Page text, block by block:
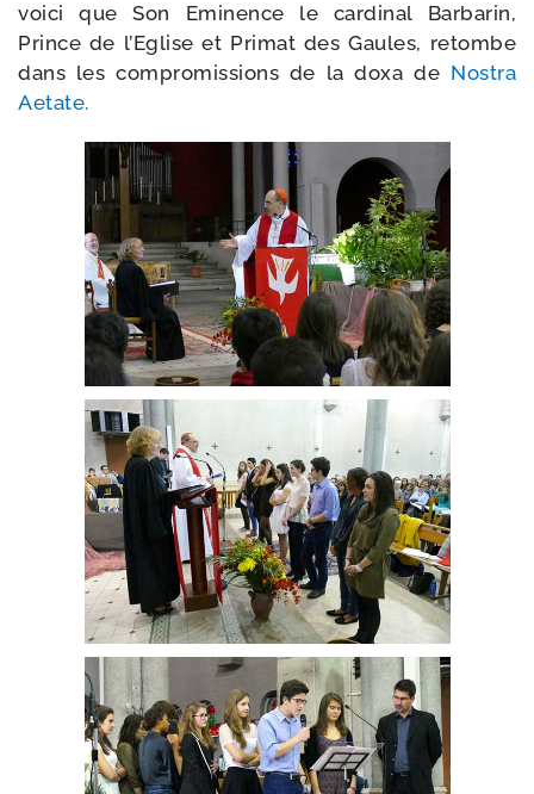
voi­ci que Son Eminence le car­di­nal Barbarin,
Prince de l’Eglise et Primat des Gaules, retombe
dans les com­pro­mis­sions de la doxa de Nostra
Aetate.